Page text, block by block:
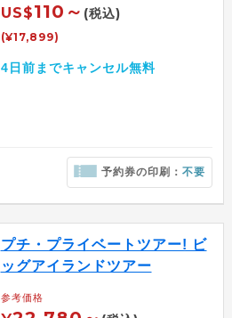
US$110～ (税込)
(¥17,899)
4日前までキャンセル無料
予約券の印刷：不要
プチ・プライベートツアー! ビ
ッグアイランドツアー
参考価格